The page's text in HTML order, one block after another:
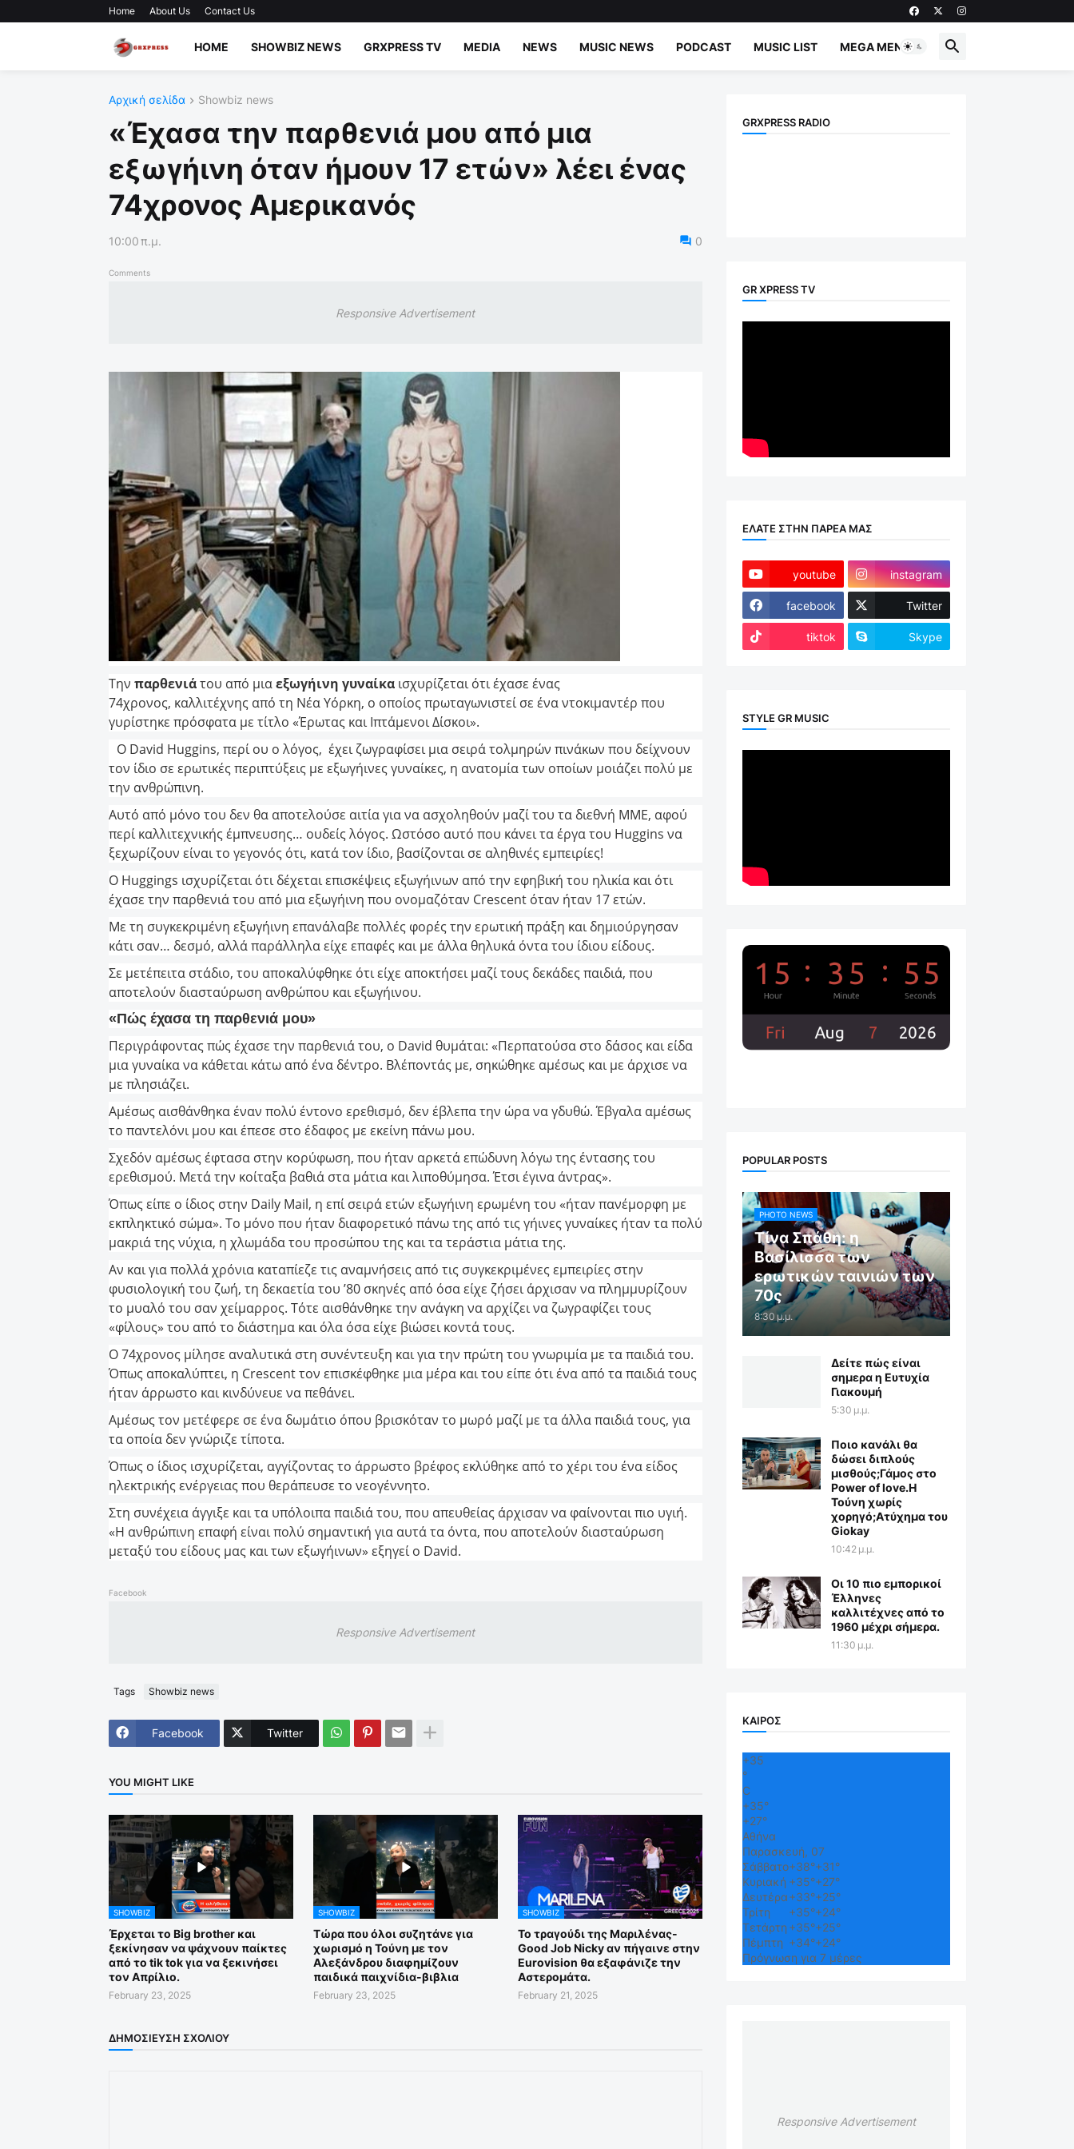
Home About Us Contact Us
HOME SHOWBIZ NEWS GRXPRESS TV MEDIA NEWS MUSIC NEWS PODCAST MUSIC LIST MEGA MENU
Αρχική σελίδα Showbiz news
«Έχασα την παρθενιά μου από μια
εξωγήινη όταν ήμουν 17 ετών» λέει ένας
74χρονος Αμερικανός
10:00 π.μ. 0
Comments
Responsive Advertisement
Tην παρθενιάτου από μιαεξωγήινη γυναίκαισχυρίζεται ότι έχασε ένας
74χρονος, καλλιτέχνης από τη Νέα Υόρκη, ο οποίος πρωταγωνιστεί σε ένα ντοκιμαντέρ που
γυρίστηκε πρόσφατα με τίτλο «Έρωτας και Ιπτάμενοι Δίσκοι».
Ο David Huggins, περί ου ο λόγος, έχει ζωγραφίσει μια σειρά τολμηρών πινάκων που δείχνουν
τον ίδιο σε ερωτικές περιπτύξεις με εξωγήινες γυναίκες, η ανατομία των οποίων μοιάζει πολύ με
την ανθρώπινη.
Αυτό από μόνο του δεν θα αποτελούσε αιτία για να ασχοληθούν μαζί του τα διεθνή ΜΜΕ, αφού
περί καλλιτεχνικής έμπνευσης… ουδείς λόγος. Ωστόσο αυτό που κάνει τα έργα του Huggins να
ξεχωρίζουν είναι το γεγονός ότι, κατά τον ίδιο, βασίζονται σε αληθινές εμπειρίες!
Ο Huggings ισχυρίζεται ότι δέχεται επισκέψεις εξωγήινων από την εφηβική του ηλικία και ότι
έχασε την παρθενιά του από μια εξωγήινη που ονομαζόταν Crescent όταν ήταν 17 ετών.
Με τη συγκεκριμένη εξωγήινη επανάλαβε πολλές φορές την ερωτική πράξη και δημιούργησαν
κάτι σαν… δεσμό, αλλά παράλληλα είχε επαφές και με άλλα θηλυκά όντα του ίδιου είδους.
Σε μετέπειτα στάδιο, του αποκαλύφθηκε ότι είχε αποκτήσει μαζί τους δεκάδες παιδιά, που
αποτελούν διασταύρωση ανθρώπου και εξωγήινου.
«Πώς έχασα τη παρθενιά μου»
Περιγράφοντας πώς έχασε την παρθενιά του, ο David θυμάται: «Περπατούσα στο δάσος και είδα
μια γυναίκα να κάθεται κάτω από ένα δέντρο. Βλέποντάς με, σηκώθηκε αμέσως και με άρχισε να
με πλησιάζει.
Αμέσως αισθάνθηκα έναν πολύ έντονο ερεθισμό, δεν έβλεπα την ώρα να γδυθώ. Έβγαλα αμέσως
το παντελόνι μου και έπεσε στο έδαφος με εκείνη πάνω μου.
Σχεδόν αμέσως έφτασα στην κορύφωση, που ήταν αρκετά επώδυνη λόγω της έντασης του
ερεθισμού. Μετά την κοίταξα βαθιά στα μάτια και λιποθύμησα. Έτσι έγινα άντρας».
Όπως είπε ο ίδιος στην Daily Mail, η επί σειρά ετών εξωγήινη ερωμένη του «ήταν πανέμορφη με
εκπληκτικό σώμα». Το μόνο που ήταν διαφορετικό πάνω της από τις γήινες γυναίκες ήταν τα πολύ
μακριά της νύχια, η χλωμάδα του προσώπου της και τα τεράστια μάτια της.
Αν και για πολλά χρόνια καταπίεζε τις αναμνήσεις από τις συγκεκριμένες εμπειρίες στην
φυσιολογική του ζωή, τη δεκαετία του ’80 σκηνές από όσα είχε ζήσει άρχισαν να πλημμυρίζουν
το μυαλό του σαν χείμαρρος. Τότε αισθάνθηκε την ανάγκη να αρχίζει να ζωγραφίζει τους
«φίλους» του από το διάστημα και όλα όσα είχε βιώσει κοντά τους.
Ο 74χρονος μίλησε αναλυτικά στη συνέντευξη και για την πρώτη του γνωριμία με τα παιδιά του.
Όπως αποκαλύπτει, η Crescent τον επισκέφθηκε μια μέρα και του είπε ότι ένα από τα παιδιά τους
ήταν άρρωστο και κινδύνευε να πεθάνει.
Αμέσως τον μετέφερε σε ένα δωμάτιο όπου βρισκόταν το μωρό μαζί με τα άλλα παιδιά τους, για
τα οποία δεν γνώριζε τίποτα.
Όπως ο ίδιος ισχυρίζεται, αγγίζοντας το άρρωστο βρέφος εκλύθηκε από το χέρι του ένα είδος
ηλεκτρικής ενέργειας που θεράπευσε το νεογέννητο.
Στη συνέχεια άγγιξε και τα υπόλοιπα παιδιά του, που απευθείας άρχισαν να φαίνονται πιο υγιή.
«Η ανθρώπινη επαφή είναι πολύ σημαντική για αυτά τα όντα, που αποτελούν διασταύρωση
μεταξύ του είδους μας και των εξωγήινων» εξηγεί ο David.
Facebook
Responsive Advertisement
Tags Showbiz news
Facebook Twitter
YOU MIGHT LIKE
SHOWBIZ
Έρχεται το Big brother και
ξεκίνησαν να ψάχνουν παίκτες
από το tik tok για να ξεκινήσει
τον Απρίλιο.
February 23, 2025
SHOWBIZ
Τώρα που όλοι συζητάνε για
χωρισμό η Τούνη με τον
Αλεξάνδρου διαφημίζουν
παιδικά παιχνίδια-βιβλια
February 23, 2025
SHOWBIZ
Το τραγούδι της Μαριλένας-
Good Job Nicky αν πήγαινε στην
Eurovision θα εξαφάνιζε την
Αστερομάτα.
February 21, 2025
ΔΗΜΟΣΊΕΥΣΗ ΣΧΟΛΊΟΥ
GRXPRESS RADIO
GR XPRESS TV
ΕΛΑΤΕ ΣΤΗΝ ΠΑΡΕΑ ΜΑΣ
youtube instagram
facebook Twitter
tiktok Skype
STYLE GR MUSIC
POPULAR POSTS
PHOTO NEWS
Τίνα Σπάθη: η
Βασίλισσα των
ερωτικών ταινιών των
70ς
8:30 μ.μ.
Δείτε πώς είναι
σημερα η Ευτυχία
Γιακουμή
5:30 μ.μ.
Ποιο κανάλι θα
δώσει διπλούς
μισθούς;Γάμος στο
Power of love.Η
Τούνη χωρίς
χορηγό;Aτύχημα του
Giokay
10:42 μ.μ.
Οι 10 πιο εμπορικοί
Έλληνες
καλλιτέχνες από το
1960 μέχρι σήμερα.
11:30 μ.μ.
ΚΑΙΡΟΣ
+35
°
C
+35°
+27°
Αθήνα
Παρασκευή, 07
Σάββατο+38°+31°
Κυριακή +35°+27°
Δευτέρα+33°+25°
Τρίτη
+35°+24°
Τετάρτη +35°+25°
Πέμπτη +34°+24°
Πρόγνωση για 7 μέρες
Responsive Advertisement